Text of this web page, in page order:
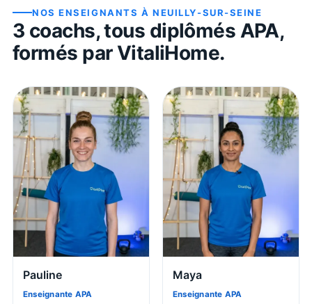
NOS ENSEIGNANTS ÀNEUILLY-SUR-SEINE
3 coachs, tous diplômés APA,
formés par VitaliHome.
Pauline
Enseignante APA
Maya
Enseignante APA